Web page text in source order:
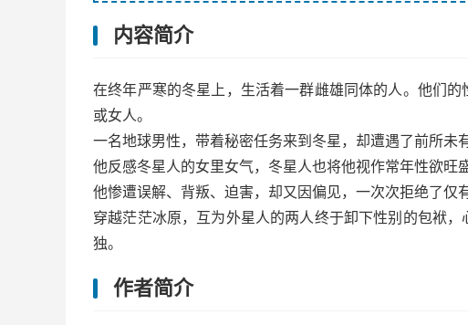
内容简介
在终年严寒的冬星上，生活着一群雌雄同体的人。他们
或女人。
一名地球男性，带着秘密任务来到冬星，却遭遇了前所未
他反感冬星人的女里女气，冬星人也将他视作常年性欲旺
他惨遭误解、背叛、迫害，却又因偏见，一次次拒绝了仅
穿越茫茫冰原，互为外星人的两人终于卸下性别的包袱
独。
作者简介